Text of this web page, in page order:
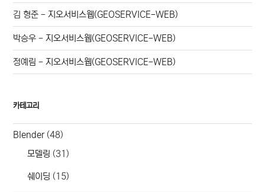
김 형준 -지오서비스웹(GEOSERVICE-WEB)
박승우 -지오서비스웹(GEOSERVICE-WEB)
정예림 -지오서비스웹(GEOSERVICE-WEB)
카테고리
Blender(48)
모델링 (31)
쉐이딩 (15)